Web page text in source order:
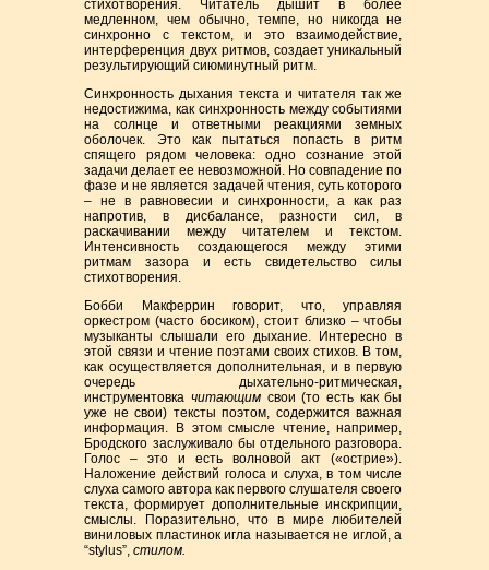
стихотворения. Читатель дышит в более
медленном, чем обычно, темпе, но никогда не
синхронно с текстом, и это взаимодействие,
интерференция двух ритмов, создает уникальный
результирующий сиюминутный ритм.
Синхронность дыхания текста и читателя так же
недостижима, как синхронность между событиями
на солнце и ответными реакциями земных
оболочек. Это как пытаться попасть в ритм
спящего рядом человека: одно сознание этой
задачи делает ее невозможной. Но совпадение по
фазе и не является задачей чтения, суть которого
– не в равновесии и синхронности, а как раз
напротив, в дисбалансе, разности сил, в
раскачивании между читателем и текстом.
Интенсивность создающегося между этими
ритмам зазора и есть свидетельство силы
стихотворения.
Бобби Макферрин говорит, что, управляя
оркестром (часто босиком), стоит близко – чтобы
музыканты слышали его дыхание. Интересно в
этой связи и чтение поэтами своих стихов. В том,
как осуществляется дополнительная, и в первую
очередь дыхательно-ритмическая,
инструментовка читающим свои (то есть как бы
уже не свои) тексты поэтом, содержится важная
информация. В этом смысле чтение, например,
Бродского заслуживало бы отдельного разговора.
Голос – это и есть волновой акт («острие»).
Наложение действий голоса и слуха, в том числе
слуха самого автора как первого слушателя своего
текста, формирует дополнительные инскрипции,
смыслы. Поразительно, что в мире любителей
виниловых пластинок игла называется не иглой, а
“stylus”,стилом.